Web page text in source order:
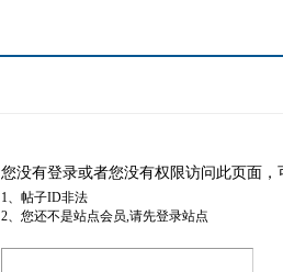
您没有登录或者您没有权限访问此页面
1、帖子ID非法
2、您还不是站点会员,请先登录站点